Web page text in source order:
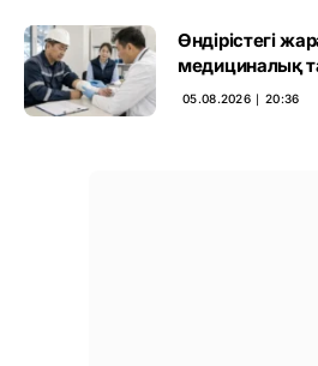
Өндірістегі
медициналық
05.08.2026 ∣ 20:36